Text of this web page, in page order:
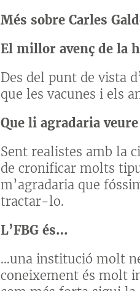
Més sobre Carles
El millor avenç de la
Des del punt de vista
que les vacunes i els
Que li agradaria
Sent realistes amb la
de cronificar molts
m’agradaria que
tractar-lo.
L’FBG és…
…una institució molt
coneixement és molt